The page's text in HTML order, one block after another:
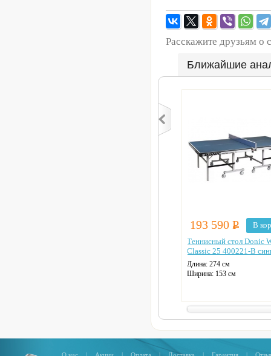
Расскажите друзьям о
Ближайшие
193 590Р
В
Теннисный стол Donic
Classic 25 400221-B
Длина: 274 см
Ширина: 153 см
Антибликовое покрытие
Цвет: синий